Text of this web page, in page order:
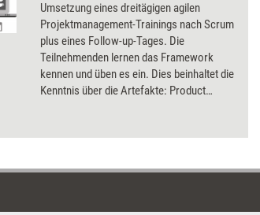
Umsetzung eines dreitägigen agilen
Projektmanagement-Trainings nach Scrum
plus eines Follow-up-Tages. Die
Teilnehmenden lernen das Framework
kennen und üben es ein. Dies beinhaltet die
Kenntnis über die Artefakte: Product
Developer mit ihren Verantwortlichkeiten,
Planning, Daily Scrum Meetings, Definition